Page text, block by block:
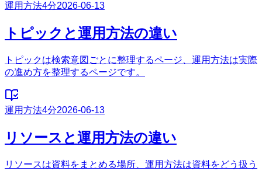
運用方法4分2026-06-13
トピックと運用方法の違い
トピックは検索意図ごとに整理するページ、運用方法は実際
の進め方を整理するページです。
運用方法4分2026-06-13
リソースと運用方法の違い
リソースは資料をまとめる場所、運用方法は資料をどう扱う